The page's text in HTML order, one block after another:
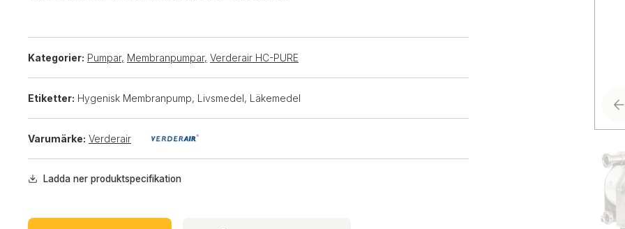
Kategorier: Pumpar, Membranpumpar, Verderair HC-PURE
Etiketter: Hygenisk Membranpump, Livsmedel, Läkemedel
Varumärke: Verderair
Ladda ner produktspecifikation